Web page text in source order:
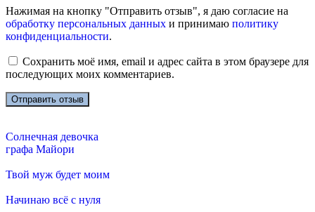
Нажимая на кнопку "Отправить отзыв", я даю согласие на
обработку персональных данных и принимаю политику
конфиденциальности.
Сохранить моё имя, email и адрес сайта в этом браузере для
последующих моих комментариев.
Солнечная девочка
графа Майори
Твой муж будет моим
Начинаю всё с нуля